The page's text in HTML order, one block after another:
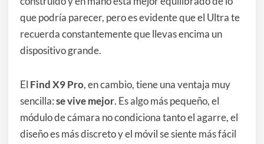
que podría parecer, pero es evidente que el Ultra te
recuerda constantemente que llevas encima un
dispositivo grande.
El Find X9 Pro, en cambio, tiene una ventaja muy
sencilla:se vive mejor. Es algo más pequeño, el
módulo de cámara no condiciona tanto el agarre, el
diseño es más discreto y el móvil se siente más fácil